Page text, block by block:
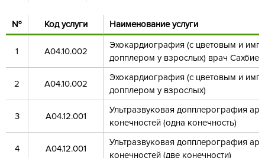
№ Код услуги Наименование услуги
1 А04.10.002
Эхокардиография (с цветовым и
допплером у взрослых) врач
2 А04.10.002
Эхокардиография (с цветовым и
допплером у взрослых)
3 А04.12.001
Ультразвуковая допплерография
конечностей (одна конечность)
4 А04.12.001
Ультразвуковая допплерография
конечностей (две конечности)